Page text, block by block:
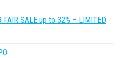
FAIR SALE up to 32% – LIMITED